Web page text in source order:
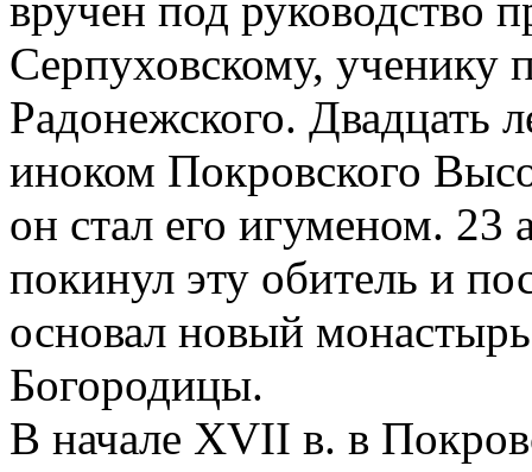
вручен под руководство
Серпуховскому, ученику
Радонежского. Двадцать
иноком Покровского
он стал его игуменом. 23
покинул эту обитель и
основал новый
Богородицы.
В начале XVII в. в